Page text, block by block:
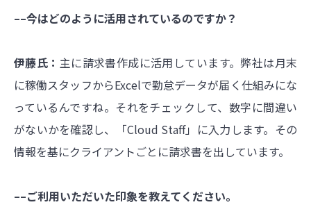
––今はどのように活用されているのですか？
伊藤氏： 主に請求書作成に活用しています。弊社は月末
に稼働スタッフからExcelで勤怠データが届く仕組みにな
っているんですね。それをチェックして、数字に間違い
がないかを確認し、「Cloud Staff」に入力します。その
情報を基にクライアントごとに請求書を出しています。
––ご利用いただいた印象を教えてください。